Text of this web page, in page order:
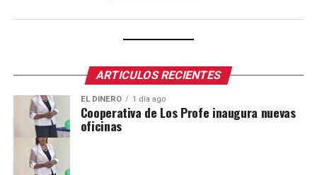
ARTICULOS RECIENTES
EL DINERO 1 día ago
Cooperativa de Los Profe inaugura nuevas
oficinas